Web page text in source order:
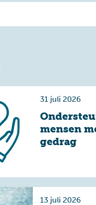
31 juli 2026
mensen
gedrag
13 juli 2026